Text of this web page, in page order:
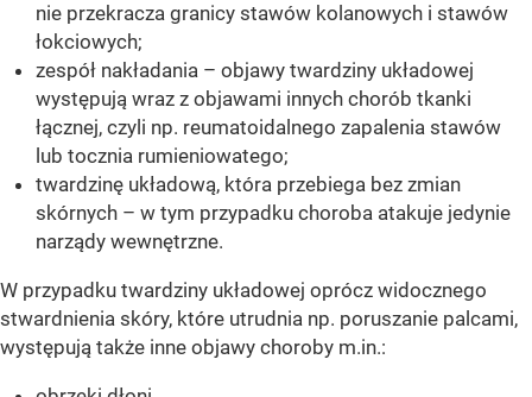
nie przekracza granicy stawów kolanowych i stawów
łokciowych;
zespół nakładania – objawy twardziny układowej
występują wraz z objawami innych chorób tkanki
łącznej, czyli np. reumatoidalnego zapalenia stawów
lub tocznia rumieniowatego;
twardzinę układową, która przebiega bez zmian
skórnych – w tym przypadku choroba atakuje jedynie
narządy wewnętrzne.
W przypadku twardziny układowej oprócz widocznego
stwardnienia skóry, które utrudnia np. poruszanie palcami,
występują także inne objawy choroby m.in.: